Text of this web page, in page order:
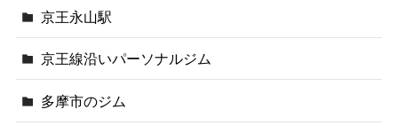
京王永山駅
京王線沿いパーソナルジム
多摩市のジム